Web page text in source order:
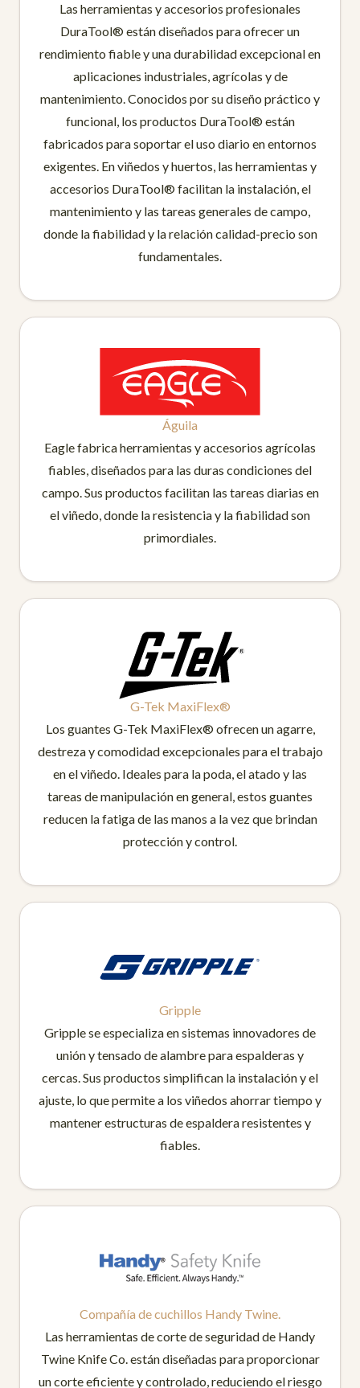
Las herramientas y accesorios profesionales
DuraTool® están diseñados para ofrecer un
rendimiento fiable y una durabilidad excepcional en
aplicaciones industriales, agrícolas y de
mantenimiento. Conocidos por su diseño práctico y
funcional, los productos DuraTool® están
fabricados para soportar el uso diario en entornos
exigentes. En viñedos y huertos, las herramientas y
accesorios DuraTool® facilitan la instalación, el
mantenimiento y las tareas generales de campo,
donde la fiabilidad y la relación calidad-precio son
fundamentales.
Águila
Eagle fabrica herramientas y accesorios agrícolas
fiables, diseñados para las duras condiciones del
campo. Sus productos facilitan las tareas diarias en
el viñedo, donde la resistencia y la fiabilidad son
primordiales.
G-Tek MaxiFlex®
Los guantes G-Tek MaxiFlex® ofrecen un agarre,
destreza y comodidad excepcionales para el trabajo
en el viñedo. Ideales para la poda, el atado y las
tareas de manipulación en general, estos guantes
reducen la fatiga de las manos a la vez que brindan
protección y control.
Gripple
Gripple se especializa en sistemas innovadores de
unión y tensado de alambre para espalderas y
cercas. Sus productos simplifican la instalación y el
ajuste, lo que permite a los viñedos ahorrar tiempo y
mantener estructuras de espaldera resistentes y
fiables.
Compañía de cuchillos Handy Twine.
Las herramientas de corte de seguridad de Handy
Twine Knife Co. están diseñadas para proporcionar
un corte eficiente y controlado, reduciendo el riesgo